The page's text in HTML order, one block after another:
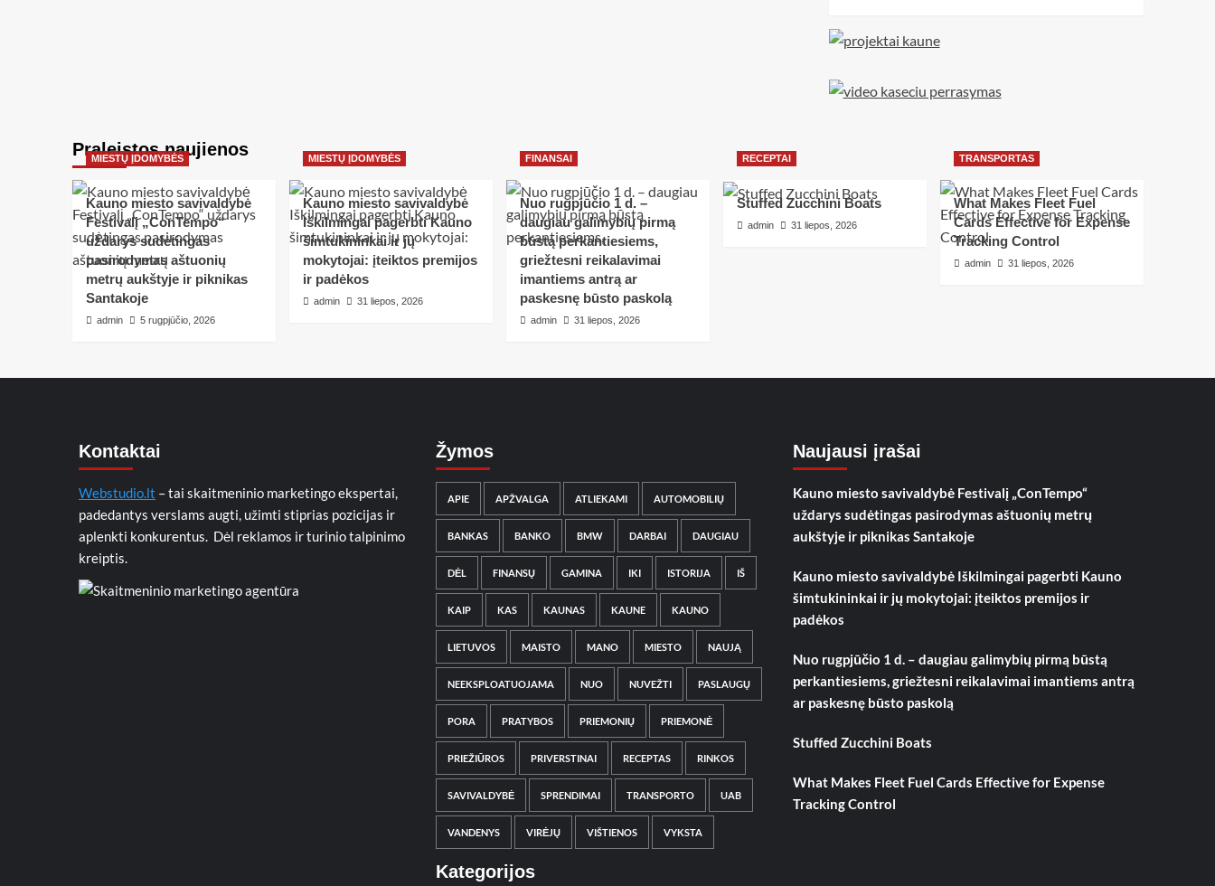
Praleistos naujienos
MIESTŲ ĮDOMYBĖS
Kauno miesto savivaldybė
Festivalį „ConTempo“
uždarys sudėtingas
pasirodymas aštuonių
metrų aukštyje ir piknikas
Santakoje
admin 5 rugpjūčio, 2026
MIESTŲ ĮDOMYBĖS
Kauno miesto savivaldybė
Iškilmingai pagerbti Kauno
šimtukininkai ir jų
mokytojai: įteiktos premijos
ir padėkos
admin 31 liepos, 2026
FINANSAI
Nuo rugpjūčio 1 d. –
daugiau galimybių pirmą
būstą perkantiesiems,
griežtesni reikalavimai
imantiems antrą ar
paskesnę būsto paskolą
admin 31 liepos, 2026
RECEPTAI
Stuffed Zucchini Boats
admin 31 liepos, 2026
TRANSPORTAS
What Makes Fleet Fuel
Cards Effective for Expense
Tracking Control
admin 31 liepos, 2026
Kontaktai
Webstudio.lt – tai skaitmeninio marketingo ekspertai,
padedantys verslams augti, užimti stiprias pozicijas ir
aplenkti konkurentus. Dėl reklamos ir turinio talpinimo
kreiptis.
Žymos
APIE APŽVALGA ATLIEKAMI AUTOMOBILIŲ
BANKAS BANKO BMW DARBAI DAUGIAU
DĖL FINANSŲ GAMINA IKI ISTORIJA IŠ
KAIP KAS KAUNAS KAUNE KAUNO
LIETUVOS MAISTO MANO MIESTO NAUJĄ
NEEKSPLOATUOJAMA NUO NUVEŽTI PASLAUGŲ
PORA PRATYBOS PRIEMONIŲ PRIEMONĖ
PRIEŽIŪROS PRIVERSTINAI RECEPTAS RINKOS
SAVIVALDYBĖ SPRENDIMAI TRANSPORTO UAB
VANDENYS VIRĖJŲ VIŠTIENOS VYKSTA
Kategorijos
Naujausi įrašai
Kauno miesto savivaldybė Festivalį „ConTempo“
uždarys sudėtingas pasirodymas aštuonių metrų
aukštyje ir piknikas Santakoje
Kauno miesto savivaldybė Iškilmingai pagerbti Kauno
šimtukininkai ir jų mokytojai: įteiktos premijos ir
padėkos
Nuo rugpjūčio 1 d. – daugiau galimybių pirmą būstą
perkantiesiems, griežtesni reikalavimai imantiems antrą
ar paskesnę būsto paskolą
Stuffed Zucchini Boats
What Makes Fleet Fuel Cards Effective for Expense
Tracking Control